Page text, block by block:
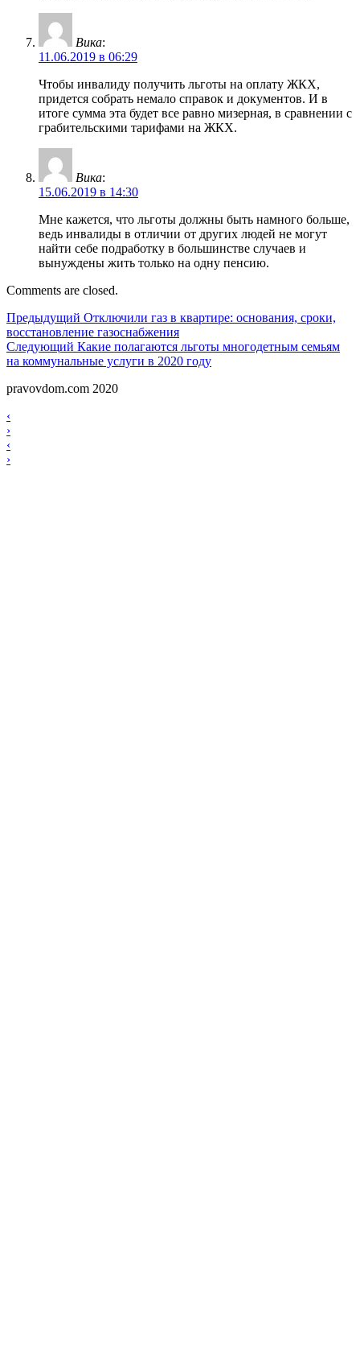
Вика:
11.06.2019 в 06:29
Чтобы инвалиду получить льготы на оплату ЖКХ,
придется собрать немало справок и документов. И в
итоге сумма эта будет все равно мизерная, в сравнении с
грабительскими тарифами на ЖКХ.
Вика:
15.06.2019 в 14:30
Мне кажется, что льготы должны быть намного больше,
ведь инвалиды в отличии от других людей не могут
найти себе подработку в большинстве случаев и
вынуждены жить только на одну пенсию.
Comments are closed.
Навигация
по
записям
Предыдущий Предыдущий
Отключили газ в квартире: основания, сроки,
восстановление газоснабжения
Следующий Следующий
Какие полагаются льготы многодетным семьям
на коммунальные услуги в 2020 году
pravovdom.com 2020
Scroll
Up
Навигация
по
записям
‹
›
Навигация
по
‹
›